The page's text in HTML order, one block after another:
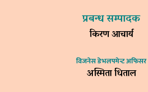
प्रबन्ध सम्पादक
किरण आचार्य
विजनेस डेभलपमेन्ट अफिसर
अस्मिता धिताल